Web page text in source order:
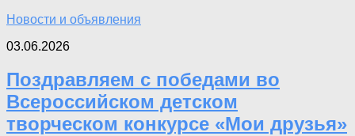
Новости и объявления
03.06.2026
Поздравляем с победами во
Всероссийском детском
творческом конкурсе «Мои друзья»